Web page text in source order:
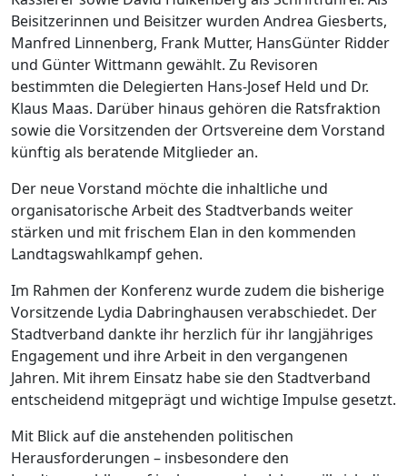
Beisitzerinnen und Beisitzer wurden Andrea Giesberts,
Manfred Linnenberg, Frank Mutter, HansGünter Ridder
und Günter Wittmann gewählt. Zu Revisoren
bestimmten die Delegierten Hans-Josef Held und Dr.
Klaus Maas. Darüber hinaus gehören die Ratsfraktion
sowie die Vorsitzenden der Ortsvereine dem Vorstand
künftig als beratende Mitglieder an.
Der neue Vorstand möchte die inhaltliche und
organisatorische Arbeit des Stadtverbands weiter
stärken und mit frischem Elan in den kommenden
Landtagswahlkampf gehen.
Im Rahmen der Konferenz wurde zudem die bisherige
Vorsitzende Lydia Dabringhausen verabschiedet. Der
Stadtverband dankte ihr herzlich für ihr langjähriges
Engagement und ihre Arbeit in den vergangenen
Jahren. Mit ihrem Einsatz habe sie den Stadtverband
entscheidend mitgeprägt und wichtige Impulse gesetzt.
Mit Blick auf die anstehenden politischen
Herausforderungen – insbesondere den